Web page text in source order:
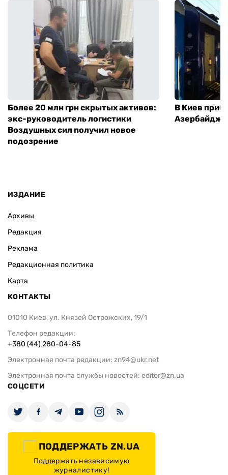
Более 20 млн грн скрытых активов:
экс-руководитель логистики
Воздушных сил получил новое
подозрение
В Киев
ИЗДАНИЕ
Архивы
Редакция
Реклама
Редакционная политика
Карта
КОНТАКТЫ
01010 Киев, ул. Князей Острожских, 19/1
Телефон редакции:
+380 (44) 280-04-85
Электронная почта редакции: zn94@ukr.net
Электронная почта службы новостей: editor@zn.ua
СОЦСЕТИ
ПОДДЕРЖАТЬ ZN.UA
Поддержать независимую
журналистику!